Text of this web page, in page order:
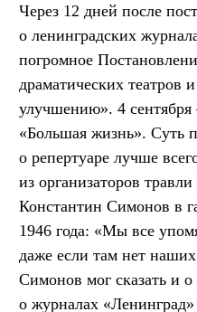
Через 12 дней после
о ленинградских
погромное
драматических театров
улучшению». 4
«Большая жизнь». Суть
о репертуаре лучше
из организаторов
Константин Симонов в
1946 года: «Мы все
даже если там нет
Симонов мог сказать и
о журналах «Ленинград»